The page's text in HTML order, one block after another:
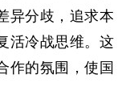
异分歧，追求本
活冷战思维。这
作的氛围，使国